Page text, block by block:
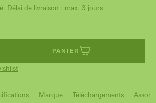
Délai de livraison : max. 3 jours
PANIER
Marque Téléchargements